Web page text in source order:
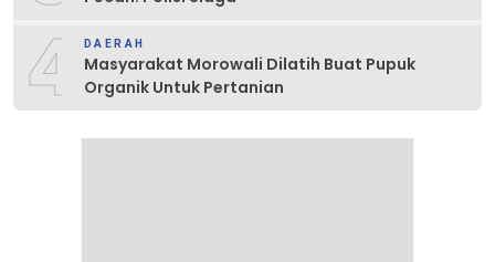
4 DAERAH
Masyarakat Morowali Dilatih Buat Pupuk
Organik Untuk Pertanian